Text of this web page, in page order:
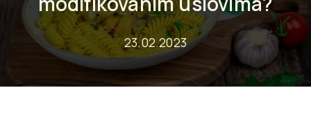
23.02.2023